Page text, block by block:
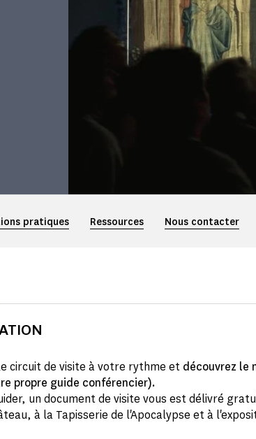
pratiques Ressources Nous contacter
circuit de visite à votre rythme et découvrez le
propre guide conférencier).
un document de visite vous est délivré
à la Tapisserie de l'Apocalypse et à